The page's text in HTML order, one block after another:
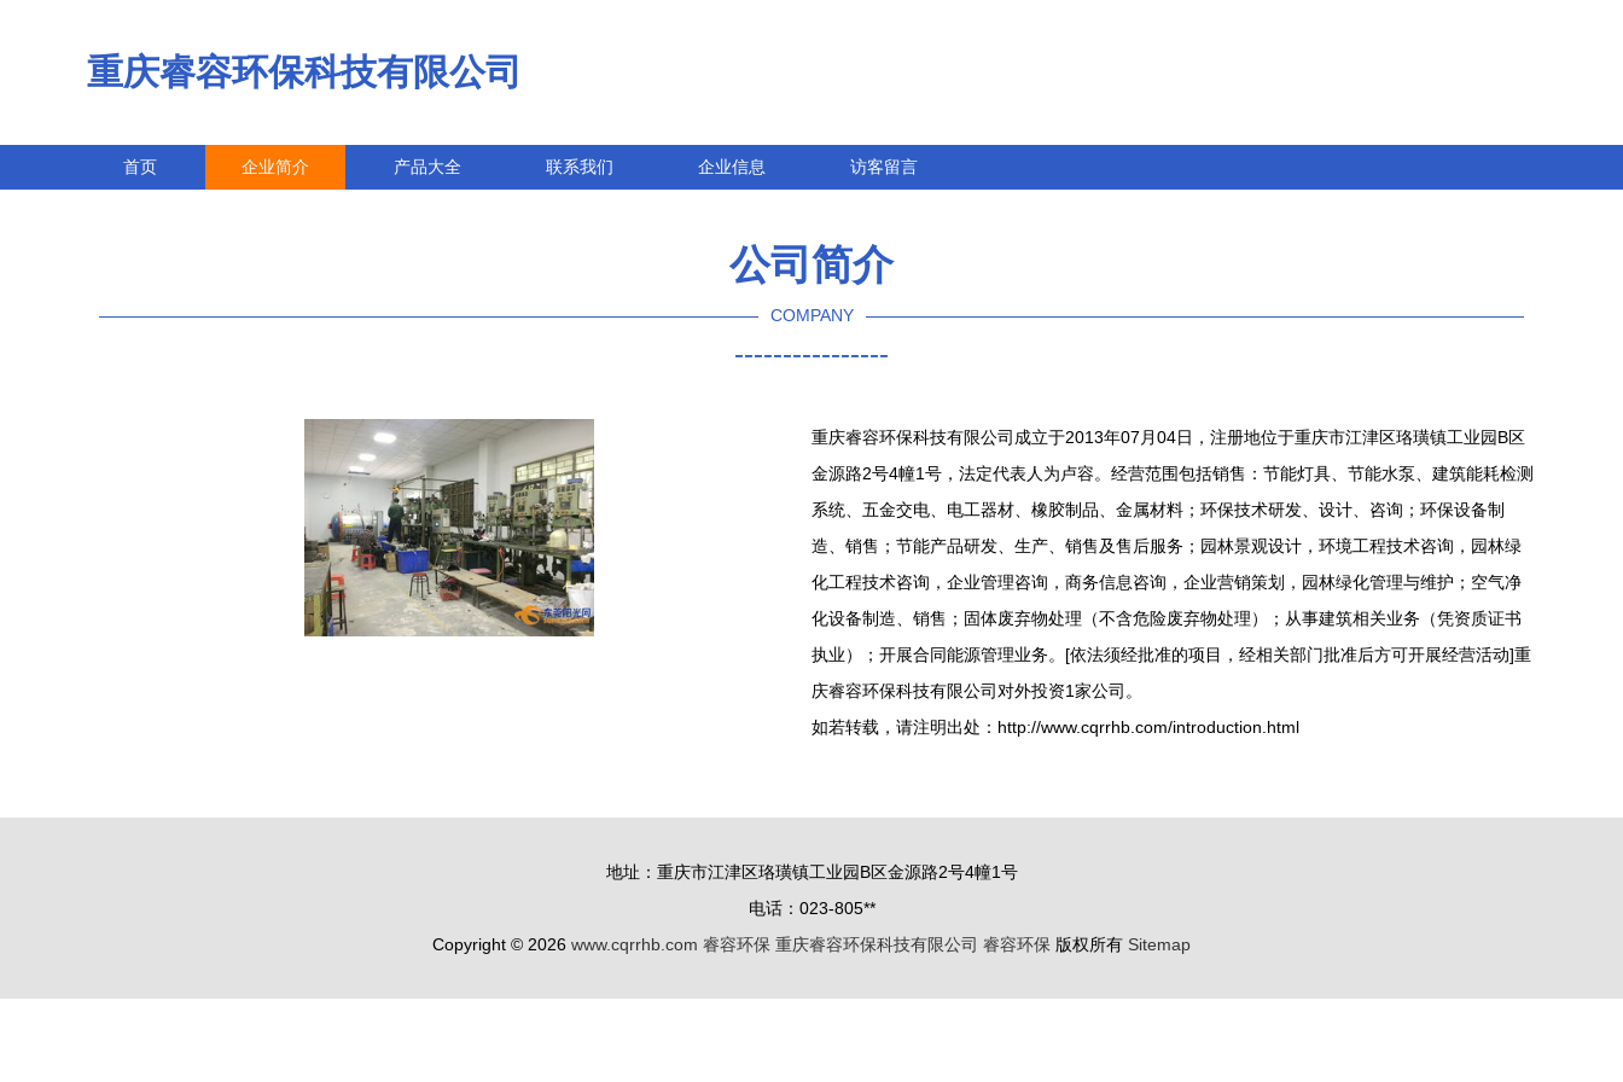
重庆睿容环保科技有限公司
首页 企业简介 产品大全 联系我们 企业信息 访客留言
公司简介
COMPANY
----------------
重庆睿容环保科技有限公司成立于2013年07月04日，注册地位于重庆市江津区珞璜镇工业园B区
金源路2号4幢1号，法定代表人为卢容。经营范围包括销售：节能灯具、节能水泵、建筑能耗检测
系统、五金交电、电工器材、橡胶制品、金属材料；环保技术研发、设计、咨询；环保设备制
造、销售；节能产品研发、生产、销售及售后服务；园林景观设计，环境工程技术咨询，园林绿
化工程技术咨询，企业管理咨询，商务信息咨询，企业营销策划，园林绿化管理与维护；空气净
化设备制造、销售；固体废弃物处理（不含危险废弃物处理）；从事建筑相关业务（凭资质证书
执业）；开展合同能源管理业务。[依法须经批准的项目，经相关部门批准后方可开展经营活动]重
庆睿容环保科技有限公司对外投资1家公司。
如若转载，请注明出处：http://www.cqrrhb.com/introduction.html
地址：重庆市江津区珞璜镇工业园B区金源路2号4幢1号
电话：023-805**
Copyright © 2026 www.cqrrhb.com 睿容环保 重庆睿容环保科技有限公司 睿容环保 版权所有 Sitemap